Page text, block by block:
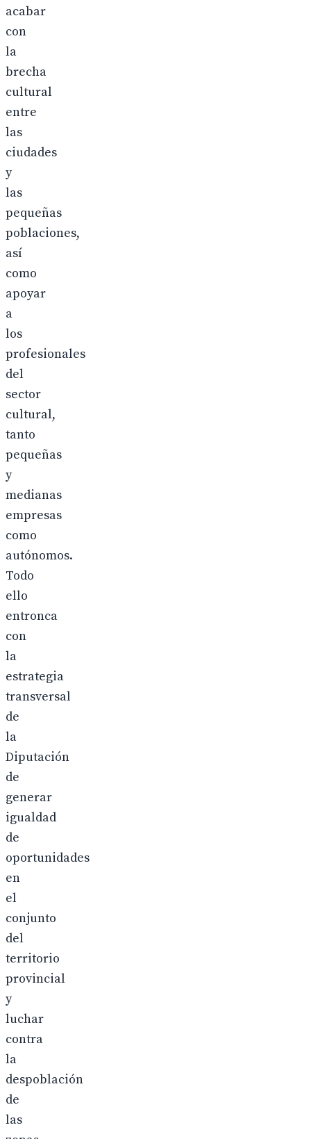
acabar
con
la
brecha
cultural
entre
las
ciudades
y
las
pequeñas
poblaciones,
así
como
apoyar
a
los
profesionales
del
sector
cultural,
tanto
pequeñas
y
medianas
empresas
como
autónomos.
Todo
ello
entronca
con
la
estrategia
transversal
de
la
Diputación
de
generar
igualdad
de
oportunidades
en
el
conjunto
del
territorio
provincial
y
luchar
contra
la
despoblación
de
las